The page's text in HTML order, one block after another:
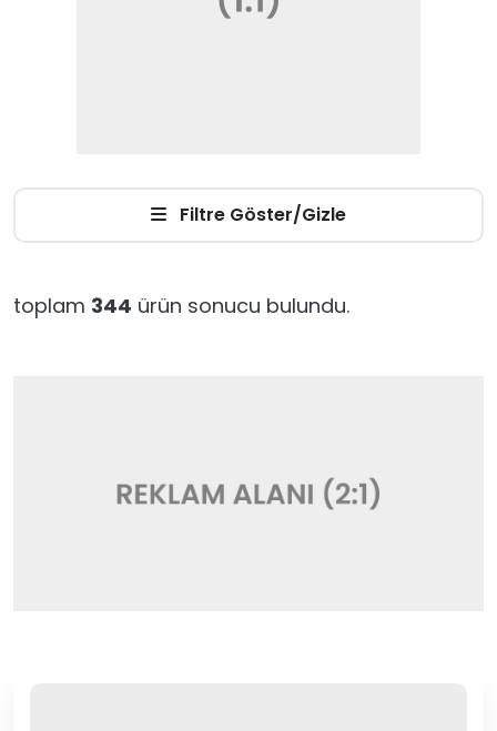
Filtre Göster/Gizle
toplam 344 ürün sonucu bulundu.